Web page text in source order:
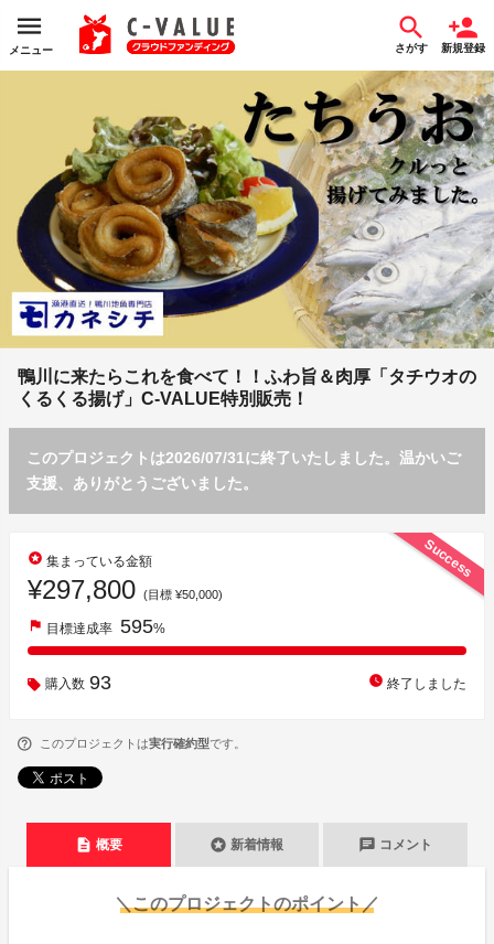
メニュー さがす 新規登録
鴨川に来たらこれを食べて！！ふわ旨＆肉厚「タチウオの
くるくる揚げ」C-VALUE特別販売！
このプロジェクトは2026/07/31に終了いたしました。温かいご
支援、ありがとうございました。
Success
stars 集まっている金額
¥297,800 (目標 ¥50,000)
flag 目標達成率 595%
購入数 93 watch_later 終了しました
このプロジェクトは実行確約型です。
description 概要 stars 新着情報 chat コメント
＼このプロジェクトのポイント／